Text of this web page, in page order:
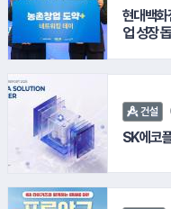
현대백화
업 성장
건설
SK에코